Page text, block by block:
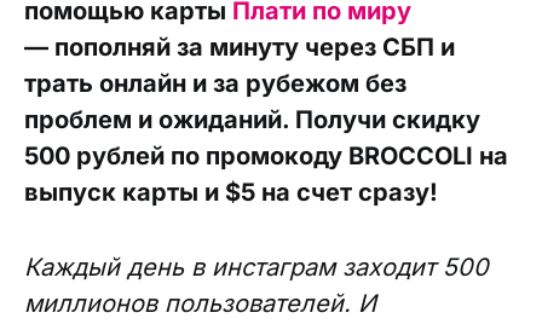
помощью карты Плати по миру
— пополняй за минуту через СБП и
трать онлайн и за рубежом без
проблем и ожиданий. Получи скидку
500 рублей по промокоду BROCCOLI на
выпуск карты и $5 на счет сразу!
Каждый день в инстаграм заходит 500
миллионов пользователей. И